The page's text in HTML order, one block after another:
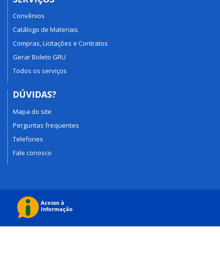
Convênios
Catálogo de Materiais
Compras, Licitações e Contratos
Gerar Boleto GRU
Todos os serviços
DÚVIDAS?
Mapa do site
Perguntas frequentes
Telefones
Fale conosco